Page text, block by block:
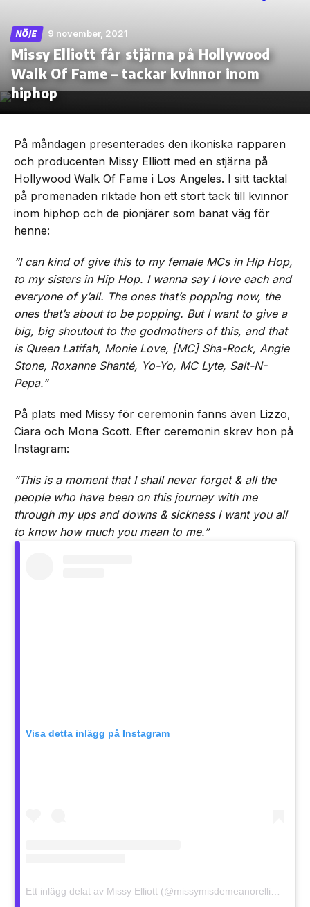
Skip
the
NÖJE 9 november, 2021
Missy Elliott får stjärna på Hollywood
Walk Of Fame – tackar kvinnor inom
hiphop
På måndagen presenterades den ikoniska rapparen
och producenten Missy Elliott med en stjärna på
Hollywood Walk Of Fame i Los Angeles. I sitt tacktal
på promenaden riktade hon ett stort tack till kvinnor
inom hiphop och de pionjärer som banat väg för
henne:
“I can kind of give this to my female MCs in Hip Hop,
to my sisters in Hip Hop. I wanna say I love each and
everyone of y’all. The ones that’s popping now, the
ones that’s about to be popping. But I want to give a
big, big shoutout to the godmothers of this, and that
is Queen Latifah, Monie Love, [MC] Sha-Rock, Angie
Stone, Roxanne Shanté, Yo-Yo, MC Lyte, Salt-N-
Pepa.”
På plats med Missy för ceremonin fanns även Lizzo,
Ciara och Mona Scott. Efter ceremonin skrev hon på
Instagram:
”This is a moment that I shall never forget & all the
people who have been on this journey with me
through my ups and downs & sickness I want you all
to know how much you mean to me.”
Visa detta inlägg på Instagram